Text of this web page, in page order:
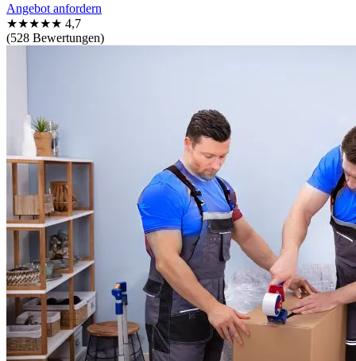
Angebot anfordern
★★★★★ 4,7
(528 Bewertungen)